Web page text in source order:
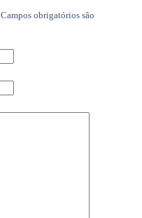
Campos obrigatórios são